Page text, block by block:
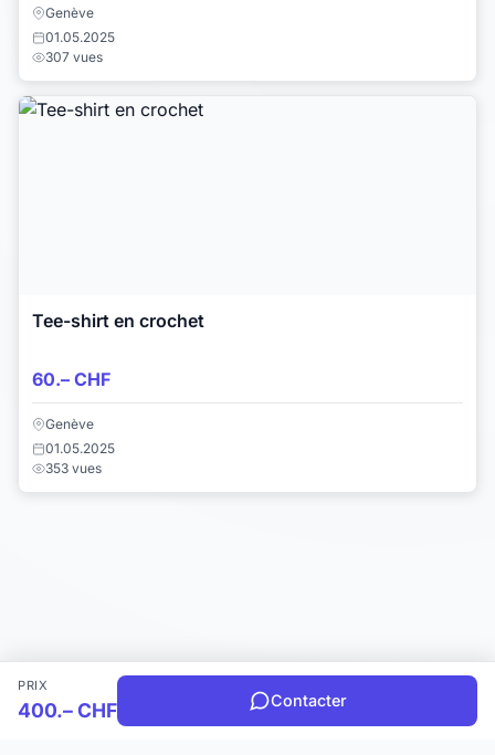
Genève
01.05.2025
307 vues
Tee-shirt en crochet
60.– CHF
Genève
01.05.2025
353 vues
PRIX
400.– CHF Contacter